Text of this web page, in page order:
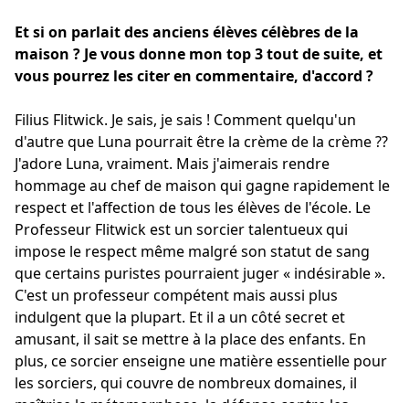
Et si on parlait des anciens élèves célèbres de la
maison ? Je vous donne mon top 3 tout de suite, et
vous pourrez les citer en commentaire, d'accord ?
Filius Flitwick. Je sais, je sais ! Comment quelqu'un
d'autre que Luna pourrait être la crème de la crème ??
J'adore Luna, vraiment. Mais j'aimerais rendre
hommage au chef de maison qui gagne rapidement le
respect et l'affection de tous les élèves de l'école. Le
Professeur Flitwick est un sorcier talentueux qui
impose le respect même malgré son statut de sang
que certains puristes pourraient juger « indésirable ».
C'est un professeur compétent mais aussi plus
indulgent que la plupart. Et il a un côté secret et
amusant, il sait se mettre à la place des enfants. En
plus, ce sorcier enseigne une matière essentielle pour
les sorciers, qui couvre de nombreux domaines, il